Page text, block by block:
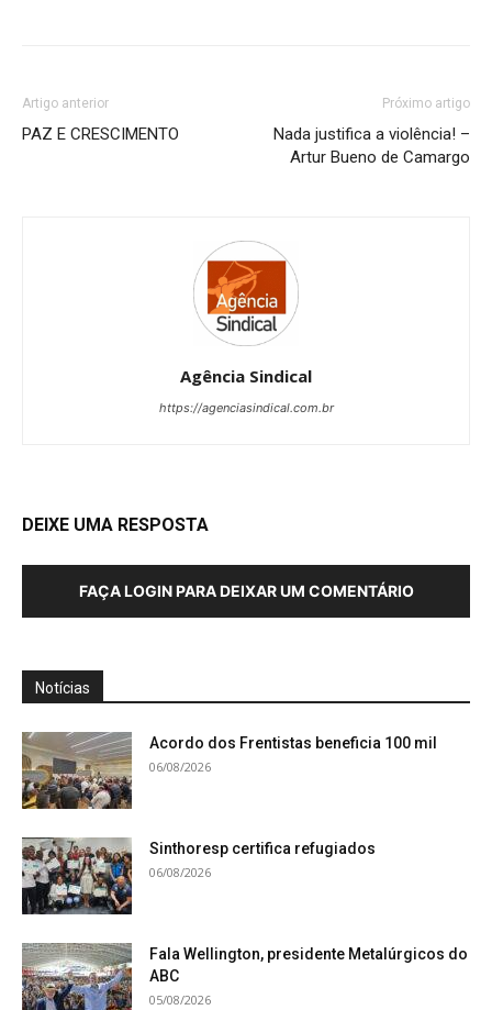
Artigo anterior
PAZ E CRESCIMENTO
Próximo artigo
Nada justifica a violência! –
Artur Bueno de Camargo
Agência Sindical
https://agenciasindical.com.br
DEIXE UMA RESPOSTA
FAÇA LOGIN PARA DEIXAR UM COMENTÁRIO
Notícias
Acordo dos Frentistas beneficia 100 mil
06/08/2026
Sinthoresp certifica refugiados
06/08/2026
Fala Wellington, presidente Metalúrgicos do
ABC
05/08/2026